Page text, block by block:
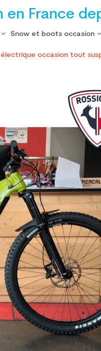
en France
Snow et boots occasion
occasion tout